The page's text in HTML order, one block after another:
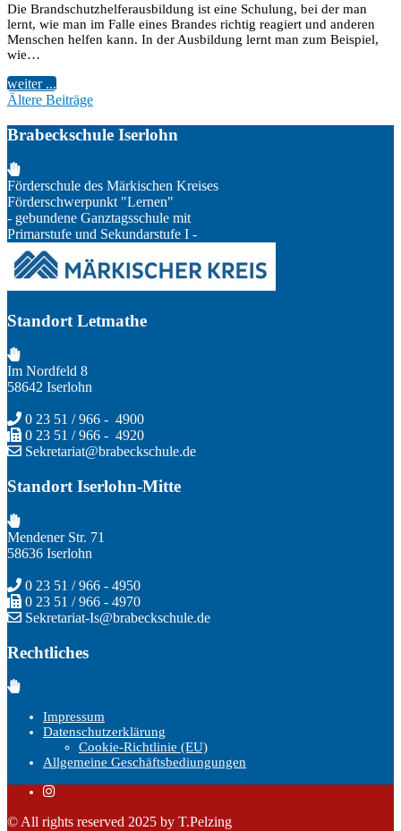
Die Brandschutzhelferausbildung ist eine Schulung, bei der man
lernt, wie man im Falle eines Brandes richtig reagiert und anderen
Menschen helfen kann. In der Ausbildung lernt man zum Beispiel,
wie…
weiter ...
Beitragsnavigation
Ältere Beiträge
Brabeckschule Iserlohn
Förderschule des Märkischen Kreises
Förderschwerpunkt "Lernen"
- gebundene Ganztagsschule mit
Primarstufe und Sekundarstufe I -
Standort Letmathe
Im Nordfeld 8
58642 Iserlohn
0 23 51 / 966 - 4900
0 23 51 / 966 - 4920
Sekretariat@brabeckschule.de
Standort Iserlohn-Mitte
Mendener Str. 71
58636 Iserlohn
0 23 51 / 966 - 4950
0 23 51 / 966 - 4970
Sekretariat-Is@brabeckschule.de
Rechtliches
Impressum
Datenschutzerklärung
Cookie-Richtlinie (EU)
Allgemeine Geschäftsbediungungen
© All rights reserved 2025 by T.Pelzing